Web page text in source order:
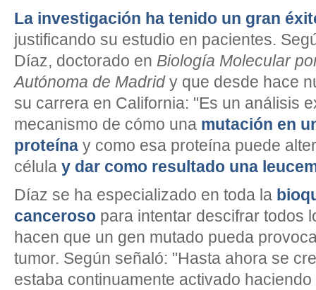
La investigación ha tenido un gran
justificando su estudio en pacientes.
Díaz, doctorado en Biología Molecular
Autónoma de Madridy que desde hace
su carrera en California: "Es un análisis
mecanismo de cómo una mutación en
proteína y como esa proteína puede
célula y dar como resultado una
Díaz se ha especializado en toda la
canceroso para intentar descifrar todos
hacen que un gen mutado pueda
tumor. Según señaló: "Hasta ahora se
estaba continuamente activado